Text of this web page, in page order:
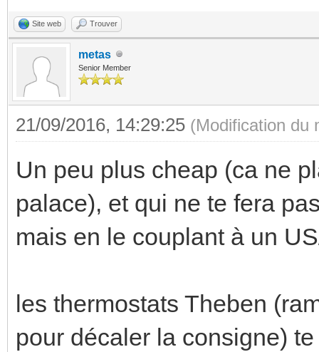
Site web Trouver
metas
Senior Member
21/09/2016, 14:29:25 (Modification du
Un peu plus cheap (ca ne
palace), et qui ne te fera
mais en le couplant à un
les thermostats Theben
pour décaler la consigne)